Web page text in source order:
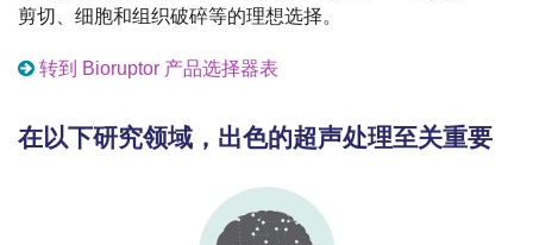
剪切、细胞和组织破碎等的理想选择。
转到 Bioruptor 产品选择器表
在以下研究领域，出色的超声处理至关重要